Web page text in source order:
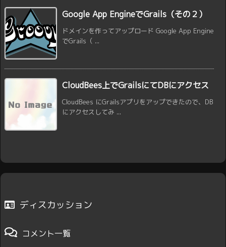
Google App EngineでGrails（その２）
ドメインを作ってアップロード Google App Engine
でGrails（ ...
CloudBees上でGrailsにてDBにアクセス
CloudBees にGrailsアプリをアップできたので、DB
にアクセスしてみ ...
ディスカッション
コメント一覧